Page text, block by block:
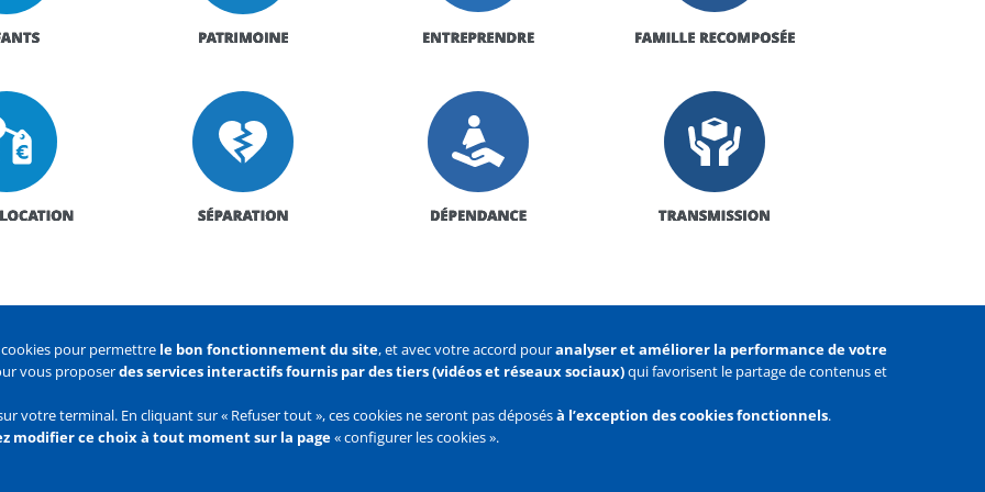
Flux
pour permettre le bon fonctionnement du site, et avec votre accord pouranalyser et améliorer la performance de votre
vous proposerdes services interactifs fournis par des tiers (vidéos et réseaux sociaux)qui favorisent le partage de contenus et
votre terminal. En cliquant sur « Refuser tout », ces cookies ne seront pas déposésà l’exception des cookies fonctionnels.
modifier ce choix à tout moment sur la page« configurer les cookies ».